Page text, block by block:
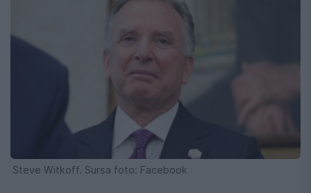
Steve Witkoff. Sursa foto: Facebook